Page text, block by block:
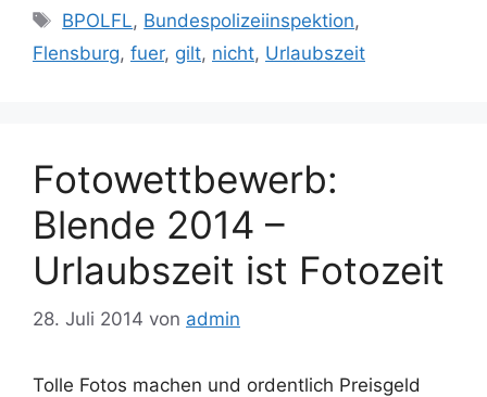
Schlagwörter
BPOLFL, Bundespolizeiinspektion,
Flensburg, fuer, gilt, nicht, Urlaubszeit
Fotowettbewerb:
Blende 2014 –
Urlaubszeit ist Fotozeit
28. Juli 2014 von admin
Tolle Fotos machen und ordentlich Preisgeld